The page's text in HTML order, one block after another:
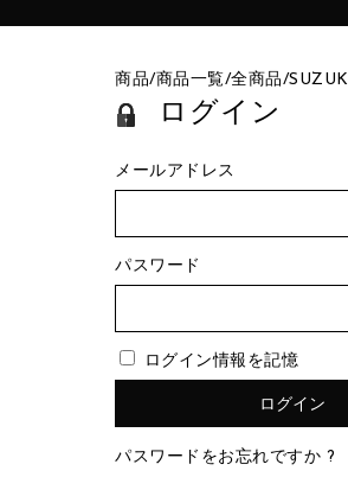
商品/商品一覧/全商品/SUZUKI
ログイン
メールアドレス
パスワード
ログイン情報を記憶
パスワードをお忘れですか ?